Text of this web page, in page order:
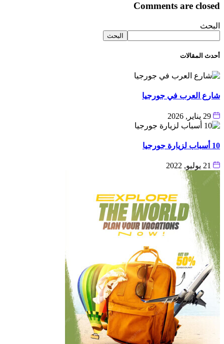
Comments are closed
البحث
البحث
أحدث المقالات
شارع العرب في جورجيا
10 أسباب لزيارة جورجيا